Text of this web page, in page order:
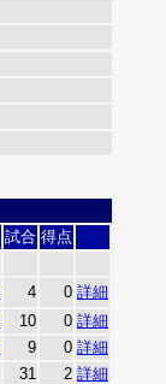
試合 得点
4 0 詳細
10 0 詳細
9 0 詳細
31 2 詳細